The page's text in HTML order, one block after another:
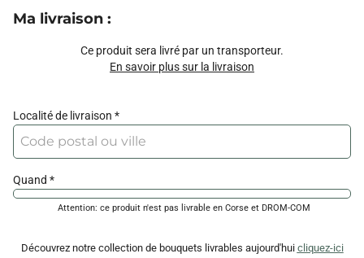
Ma livraison :
Ce produit sera livré par un transporteur.
En savoir plus sur la livraison
Localité de livraison
Quand
Attention: ce produit n'est pas livrable en Corse et DROM-COM
Découvrez notre collection de bouquets livrables aujourd'hui cliquez-ici